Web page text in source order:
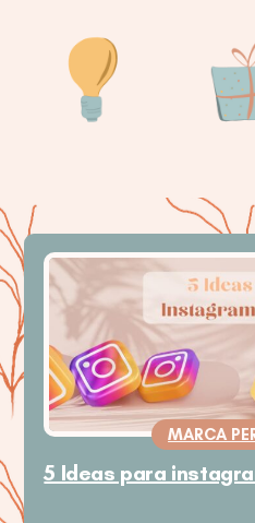
MARCA
5 Ideas para